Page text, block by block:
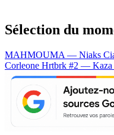
Sélection du
MAHMOUMA — Niaks
Corleone Hrtbrk #2 — Kaza